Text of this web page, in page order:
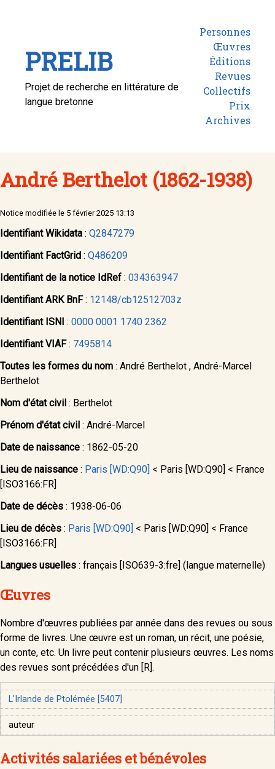
PRELIB
Projet de recherche en littérature de
langue bretonne
Personnes
Œuvres
Éditions
Revues
Collectifs
Prix
Archives
André Berthelot (1862-1938)
Notice modifiée le 5 février 2025 13:13
Identifiant Wikidata : Q2847279
Identifiant FactGrid : Q486209
Identifiant de la notice IdRef : 034363947
Identifiant ARK BnF: 12148/cb12512703z
Identifiant ISNI : 0000 0001 1740 2362
Identifiant VIAF: 7495814
Toutes les formes du nom : André Berthelot , André-Marcel
Berthelot
Nom d'état civil : Berthelot
Prénom d'état civil : André-Marcel
Date de naissance : 1862-05-20
Lieu de naissance : Paris [WD:Q90] < Paris [WD:Q90] < France
[ISO3166:FR]
Date de décès : 1938-06-06
Lieu de décès : Paris [WD:Q90] < Paris [WD:Q90] < France
[ISO3166:FR]
Langues usuelles : français [ISO639-3:fre] (langue maternelle)
Œuvres
Nombre d'œuvres publiées par année dans des revues ou sous
forme de livres. Une œuvre est un roman, un récit, une poésie,
un conte, etc. Un livre peut contenir plusieurs œuvres. Les noms
des revues sont précédées d'un [R].
L'Irlande de Ptolémée [5407]
auteur
Activités salariées et bénévoles